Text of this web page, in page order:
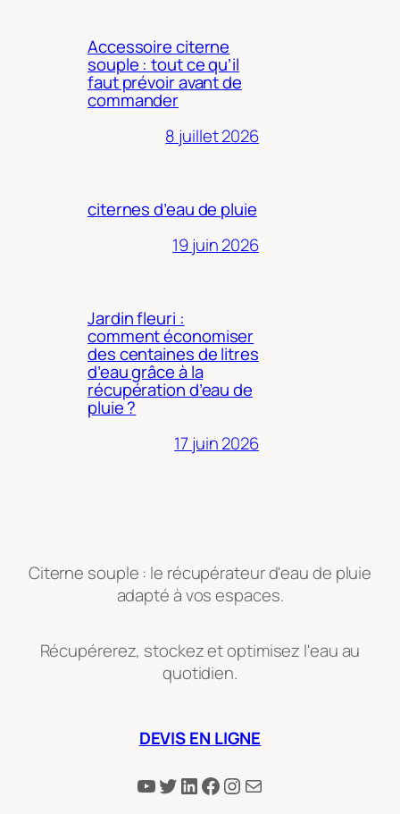
Accessoire citerne
souple : tout ce qu’il
faut prévoir avant de
commander
8 juillet 2026
citernes d’eau de pluie
19 juin 2026
Jardin fleuri :
comment économiser
des centaines de litres
d’eau grâce à la
récupération d’eau de
pluie ?
17 juin 2026
Citerne souple : le récupérateur d'eau de pluie
adapté à vos espaces.
Récupérerez, stockez et optimisez l'eau au
quotidien.
DEVIS EN LIGNE
YouTube
Twitter
LinkedIn
Facebook
Instagram
E-mail